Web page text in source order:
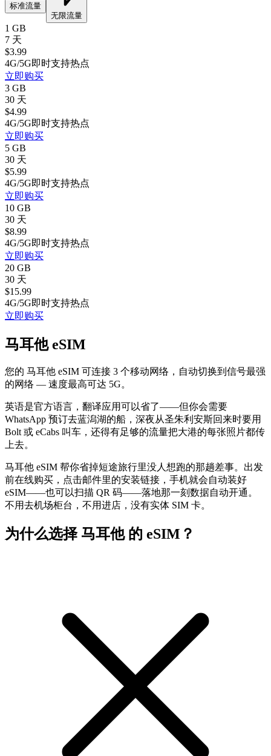
标准流量
无限流量
1 GB
7 天
$3.99
4G/5G即时支持热点
立即购买
3 GB
30 天
$4.99
4G/5G即时支持热点
立即购买
5 GB
30 天
$5.99
4G/5G即时支持热点
立即购买
10 GB
30 天
$8.99
4G/5G即时支持热点
立即购买
20 GB
30 天
$15.99
4G/5G即时支持热点
立即购买
马耳他 eSIM
您的 马耳他 eSIM 可连接 3 个移动网络，自动切换到信号最强
的网络 — 速度最高可达 5G。
英语是官方语言，翻译应用可以省了——但你会需要
WhatsApp 预订去蓝潟湖的船，深夜从圣朱利安斯回来时要用
Bolt 或 eCabs 叫车，还得有足够的流量把大港的每张照片都传
上去。
马耳他 eSIM 帮你省掉短途旅行里没人想跑的那趟差事。出发
前在线购买，点击邮件里的安装链接，手机就会自动装好
eSIM——也可以扫描 QR 码——落地那一刻数据自动开通。
不用去机场柜台，不用进店，没有实体 SIM 卡。
为什么选择 马耳他 的 eSIM？